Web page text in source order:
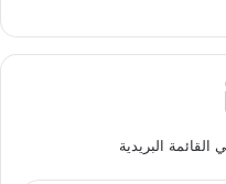
البريدية